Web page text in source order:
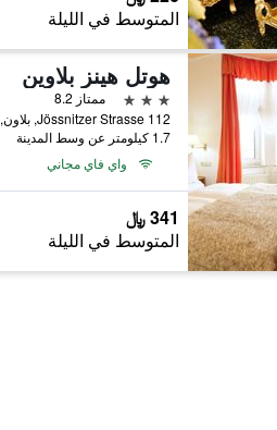
المتوسط في الليلة
هوتل هينز بلاوين
3 نجوم
ممتاز 8.2
Jössnitzer Strasse 112, بلاون, سكسونيا, ألمانيا
1.7 كيلومتر عن وسط المدينة
واي فاي مجاني
341 ﷼
المتوسط في الليلة